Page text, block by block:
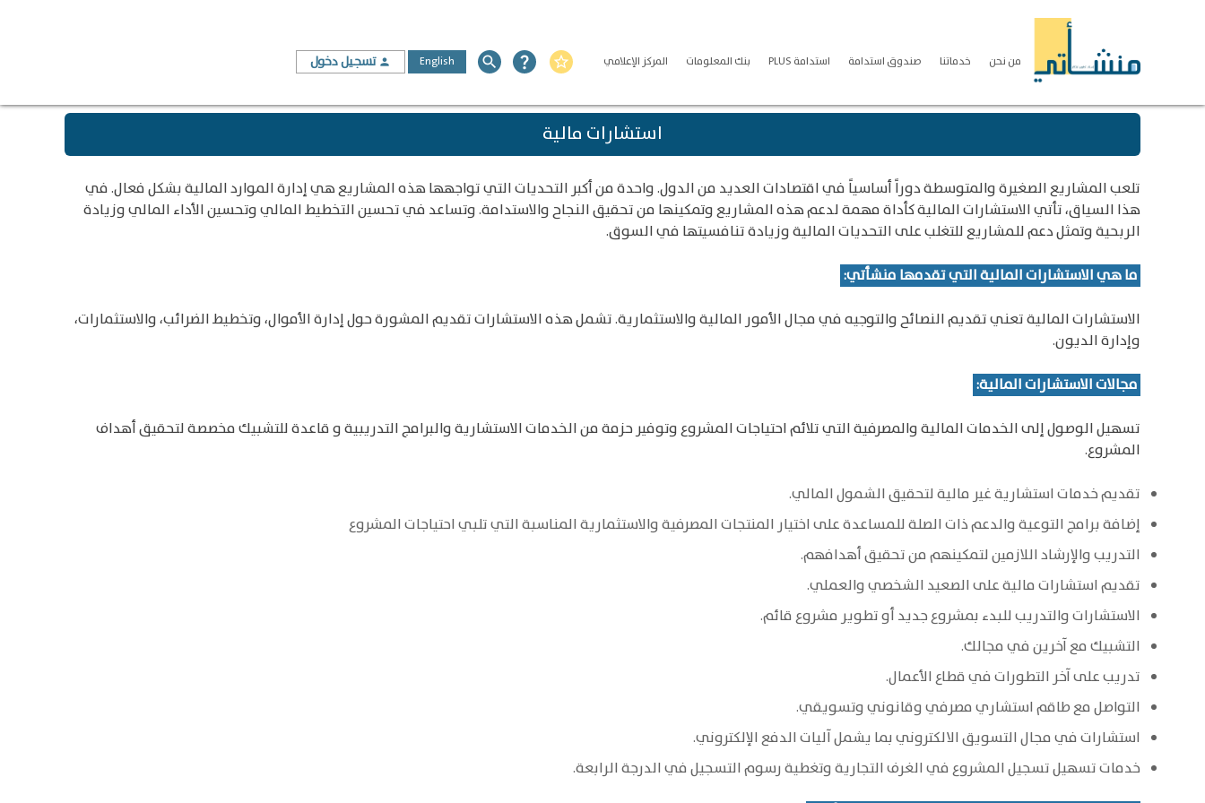
من نحن خدماتنا صندوق استدامة استدامة PLUS بنك المعلومات المركز الإعلامي star_border
question_mark
search
English
person تسجيل دخول
استشارات مالية
تلعب المشاريع الصغيرة والمتوسطة دوراً أساسياً في اقتصادات العديد من الدول. واحدة من أكبر التحديات التي تواجهها هذه المشاريع هي إدارة الموارد المالية بشكل فعال. في
هذا السياق، تأتي الاستشارات المالية كأداة مهمة لدعم هذه المشاريع وتمكينها من تحقيق النجاح والاستدامة. وتساعد في تحسين التخطيط المالي وتحسين الأداء المالي وزيادة
الربحية وتمثل دعم للمشاريع للتغلب على التحديات المالية وزيادة تنافسيتها في السوق.
ما هي الاستشارات المالية التي تقدمها منشأتي:
الاستشارات المالية تعني تقديم النصائح والتوجيه في مجال الأمور المالية والاستثمارية. تشمل هذه الاستشارات تقديم المشورة حول إدارة الأموال، وتخطيط الضرائب، والاستثمارات،
وإدارة الديون.
مجالات الاستشارات المالية:
تسهيل الوصول إلى الخدمات المالية والمصرفية التي تلائم احتياجات المشروع وتوفير حزمة من الخدمات الاستشارية والبرامج التدريبية و قاعدة للتشبيك مخصصة لتحقيق أهداف
المشروع.
تقديم خدمات استشارية غير مالية لتحقيق الشمول المالي.
إضافة برامج التوعية والدعم ذات الصلة للمساعدة على اختيار المنتجات المصرفية والاستثمارية المناسبة التي تلبي احتياجات المشروع
التدريب والإرشاد اللازمين لتمكينهم من تحقيق أهدافهم.
تقديم‭ ‬استشارات‭ ‬مالية‭ ‬على‭ ‬الصعيد‭ ‬الشخصي‭ ‬والعملي‭.‬
الاستشارات‭ ‬والتدريب‭ ‬للبدء‭ ‬بمشروع‭ ‬جديد‭ ‬أو‭ ‬تطوير‭ ‬مشروع‭ ‬قائم.
التشبيك‭ ‬مع‭ ‬آخرين‭ ‬في‭ ‬مجالك.
تدريب‭ ‬على‭ ‬آخر‭ ‬التطورات‭ ‬في‭ ‬قطاع‭ ‬الأعمال.
التواصل‭ ‬مع‭ ‬طاقم‭ ‬استشاري‭ ‬مصرفي‭ ‬وقانوني‭ ‬وتسويقي.
استشارات‭ ‬في‭ ‬مجال‭ ‬التسويق‭ ‬الالكتروني‭ ‬بما‭ ‬يشمل‭ ‬آليات‭ ‬الدفع‭ ‬الإلكتروني.
خدمات‭ ‬تسهيل‭ ‬تسجيل‭ ‬المشروع‭ ‬في‭ ‬الغرف‭ ‬التجارية‭ ‬وتغطية‭ ‬رسوم‭ ‬التسجيل‭ ‬في‭ ‬الدرجة‭ ‬الرابعة.